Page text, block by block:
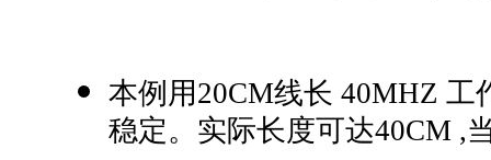
本例用20CM线长 40MHZ 工
稳定。实际长度可达40CM ,